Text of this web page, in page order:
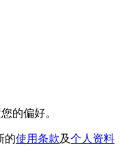
的偏好。
的使用条款及个人资料